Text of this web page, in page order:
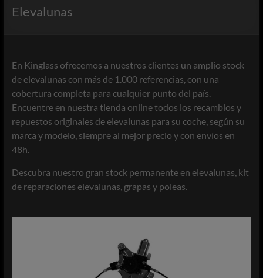
Elevalunas
En Kinglass ofrecemos a nuestros clientes un amplio stock
de elevalunas con más de 1.000 referencias, con una
cobertura completa para cualquier punto del país.
Encuentre en nuestra tienda online todos los recambios y
repuestos originales de elevalunas para su coche, según su
marca y modelo, siempre al mejor precio y con envíos en
48h.
Descubra nuestro gran stock permanente en elevalunas, kit
de reparaciones elevalunas, grapas y poleas.